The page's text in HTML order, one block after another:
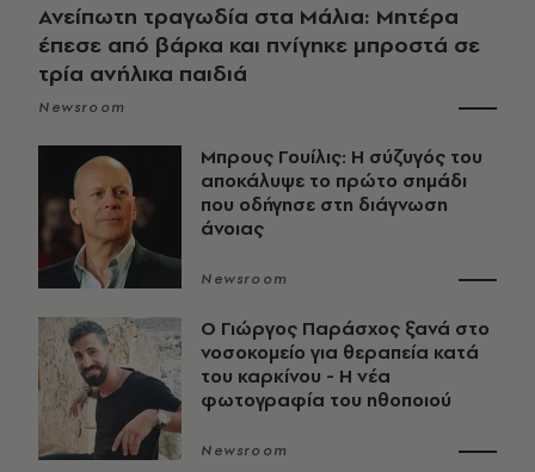
Ανείπωτη τραγωδία στα Μάλια: Μητέρα
έπεσε από βάρκα και πνίγηκε μπροστά σε
τρία ανήλικα παιδιά
Newsroom
Μπρους Γουίλις: Η σύζυγός του
αποκάλυψε το πρώτο σημάδι
που οδήγησε στη διάγνωση
άνοιας
Newsroom
O Γιώργος Παράσχος ξανά στο
νοσοκομείο για θεραπεία κατά
του καρκίνου - Η νέα
φωτογραφία του ηθοποιού
Newsroom